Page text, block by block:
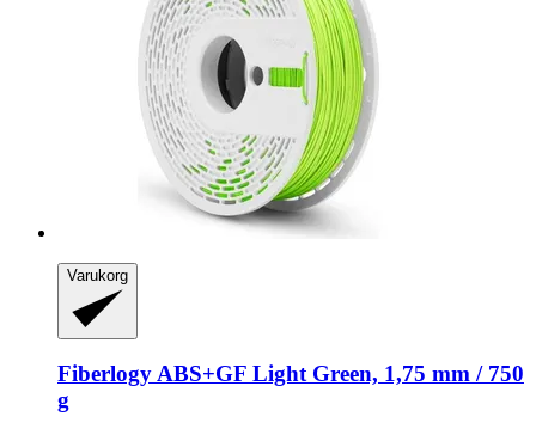
Varukorg
FiberlogyABS+GF Light Green, 1,75 mm / 750
g